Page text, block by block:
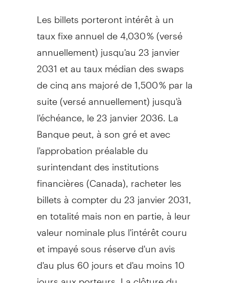
Les billets porteront intérêt à un
taux fixe annuel de 4,030 % (versé
annuellement) jusqu'au 23 janvier
2031 et au taux médian des swaps
de cinq ans majoré de 1,500 % par la
suite (versé annuellement) jusqu'à
l'échéance, le 23 janvier 2036. La
Banque peut, à son gré et avec
l'approbation préalable du
surintendant des institutions
financières (Canada), racheter les
billets à compter du 23 janvier 2031,
en totalité mais non en partie, à leur
valeur nominale plus l'intérêt couru
et impayé sous réserve d'un avis
d'au plus 60 jours et d'au moins 10
jours aux porteurs. La clôture du